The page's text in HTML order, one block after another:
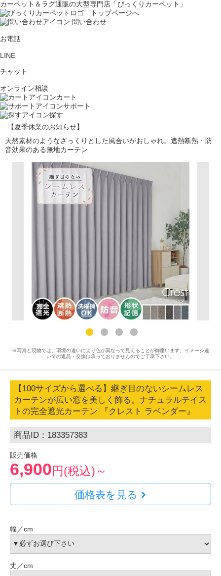
カーペット＆ラグ通販の大型専門店「びっくりカーペット」
問い合わせ
お電話
LINE
チャット
オンライン相談
カート
サポート
探す
【夏季休業のお知らせ】
天然素材のようなざっくりとした風合いがおしゃれ。遮熱断熱・防
音効果のある無地カーテン
※写真と現物では、環境の違いにより色が異なって見えることが御座います。イメージ違
いでの返品・交換は承っておりませんのでご了承下さい。
【100サイズから選べる】継ぎ目のないシームレス
カーテンが広い窓を美しく飾る。ナチュラルテイス
トの完全遮光カーテン 『クレスト ラベンダー』
商品ID：183357383
販売価格
6,900円(税込)～
価格表を見る
幅／cm
丈／cm